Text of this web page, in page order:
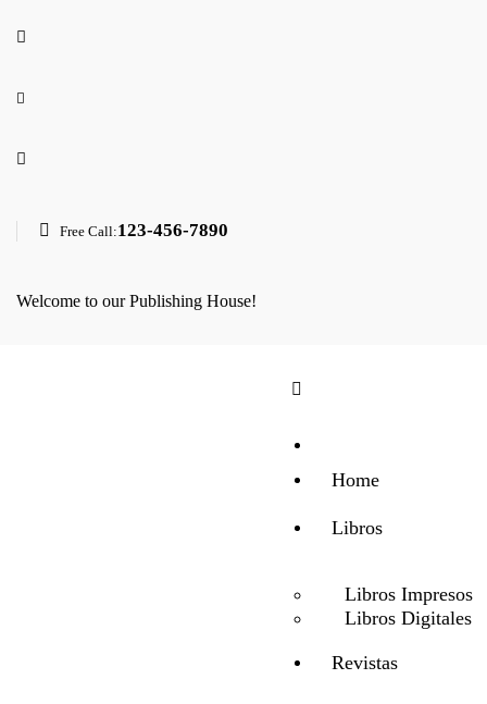
Welcome to our Publishing House!
Free Call:123-456-7890
Home
Libros
Libros Impresos
Libros Digitales
Revistas